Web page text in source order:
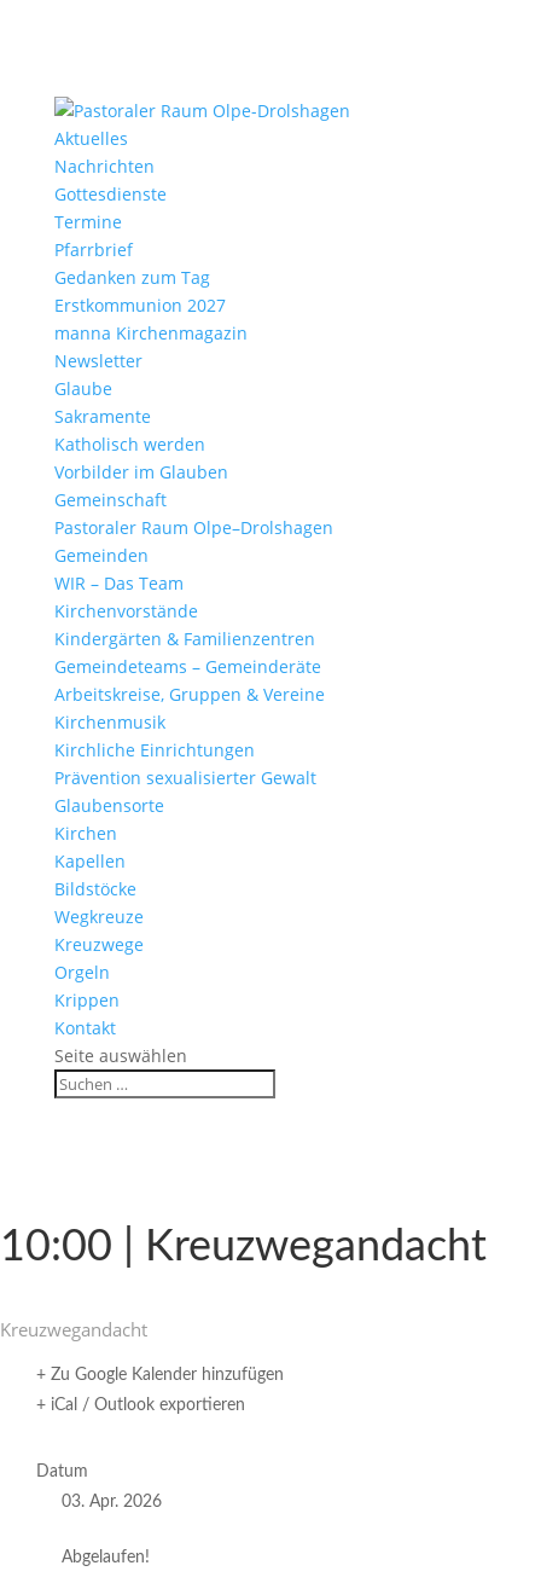
Aktu­elles
Nach­richten
Gottes­dienste
Termine
Pfarr­brief
Gedanken zum Tag
Erst­kom­mu­nion 2027
manna Kirchen­ma­gazin
News­letter
Glaube
Sakra­mente
Katho­lisch werden
Vorbilder im Glauben
Gemein­schaft
Pasto­raler Raum Olpe–Drolshagen
Gemeinden
WIR – Das Team
Kirchen­vor­stände
Kinder­gärten & Familienzentren
Gemein­de­teams – Gemeinderäte
Arbeits­kreise, Gruppen & Vereine
Kirchen­musik
Kirch­liche Einrichtungen
Präven­tion sexua­li­sierter Gewalt
Glau­ben­s­orte
Kirchen
Kapellen
Bild­stöcke
Wegkreuze
Kreuz­wege
Orgeln
Krippen
Kontakt
Seite auswählen
10:00 | Kreuzwegandacht
Kreuz­weg­an­dacht
+ Zu Google Kalender hinzufügen
+ iCal / Outlook exportieren
Datum
03. Apr. 2026
Abgelaufen!